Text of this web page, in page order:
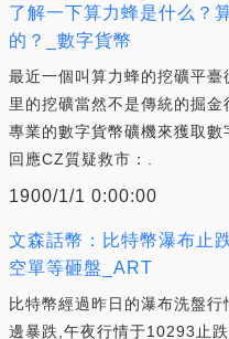
了解一下算力蜂是什么？
的？_數字貨幣
最近一個叫算力蜂的挖礦平
里的挖礦當然不是傳統的掘
專業的數字貨幣礦機來獲取
回應CZ質疑救市：.
1900/1/1 0:00:00
文森話幣：比特幣瀑布止
空單等砸盤_ART
比特幣經過昨日的瀑布洗盤
邊暴跌,午夜行情于10293止